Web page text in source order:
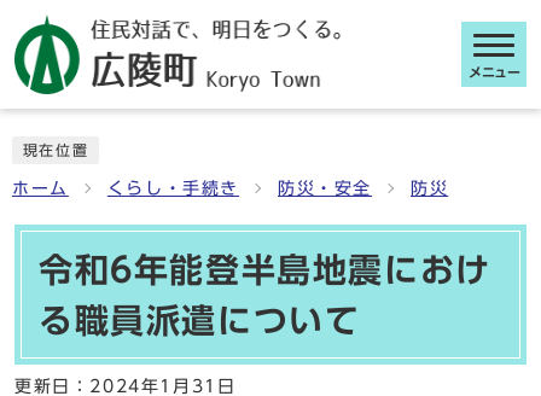
メニュー
現在位置
ホーム くらし・手続き 防災・安全 防災
令和6年能登半島地震におけ
る職員派遣について
更新日： 2024年1月31日